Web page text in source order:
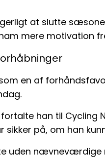
at slutte
mere motivation
en af
han til Cycling
sikker på, om han
uden nævneværdige